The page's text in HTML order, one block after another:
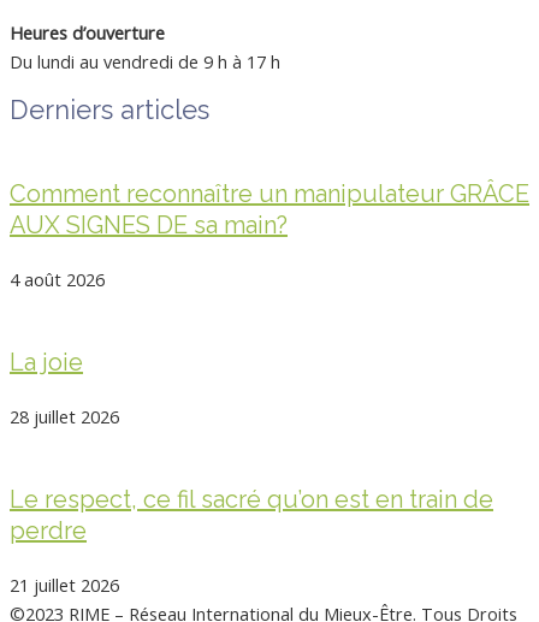
Heures d’ouverture
Du lundi au vendredi de 9 h à 17 h
Derniers articles
Comment reconnaître un manipulateur GRÂCE
AUX SIGNES DE sa main?
4 août 2026
La joie
28 juillet 2026
Le respect, ce fil sacré qu’on est en train de
perdre
21 juillet 2026
©2023 RIME – Réseau International du Mieux-Être. Tous Droits